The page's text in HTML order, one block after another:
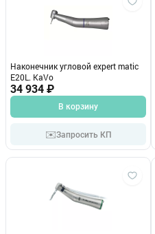
Наконечник угловой expert matic
E20L. KaVo
34 934 ₽
В корзину
✉️Запросить КП